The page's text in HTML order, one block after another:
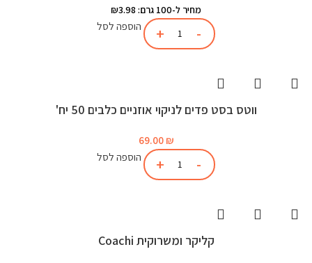
מחיר ל-100 גרם: ₪3.98
הוספה לסל
ווטס בסט פדים לניקוי אוזניים כלבים 50 יח'
69.00 ₪
הוספה לסל
קליקר ומשרוקית Coachi